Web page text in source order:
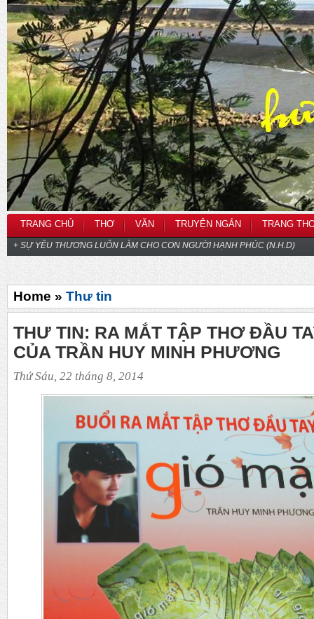
TRANG CHỦ THƠ VĂN TRUYỆN NGẮN TRANG
+ SỰ YÊU THƯƠNG LUÔN LÀM CHO CON NGƯỜI HẠNH PHÚC (N.H.D)
Home » Thư tin
THƯ TIN: RA MẮT TẬP THƠ ĐẦU
CỦA TRẦN HUY MINH PHƯƠNG
Thứ Sáu, 22 tháng 8, 2014